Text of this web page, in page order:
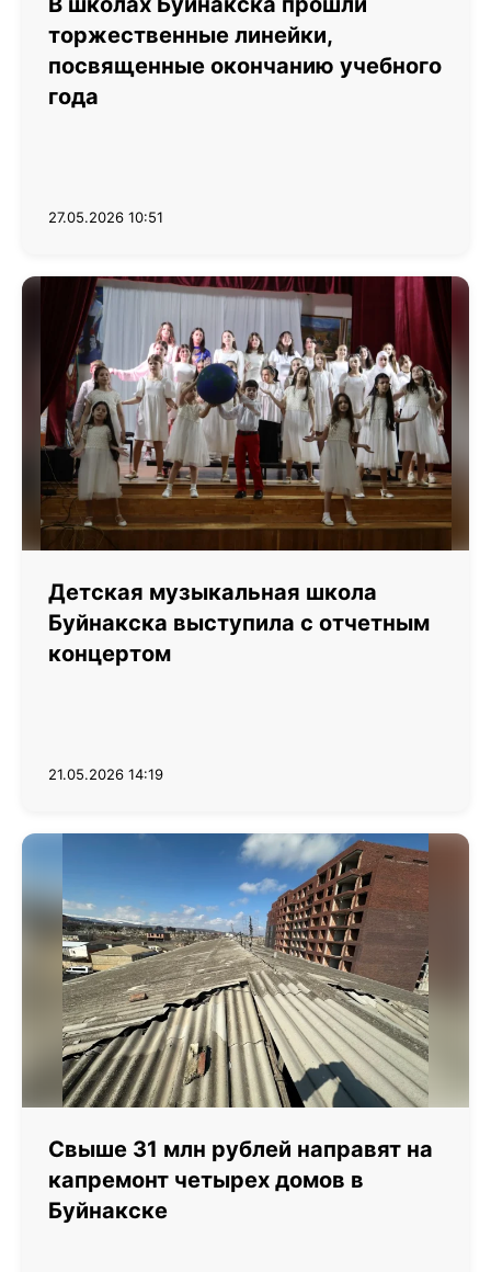
торжественные линейки,
посвященные окончанию учебного
года
27.05.2026 10:51
Детская музыкальная школа
Буйнакска выступила с отчетным
концертом
21.05.2026 14:19
Свыше 31 млн рублей направят на
капремонт четырех домов в
Буйнакске